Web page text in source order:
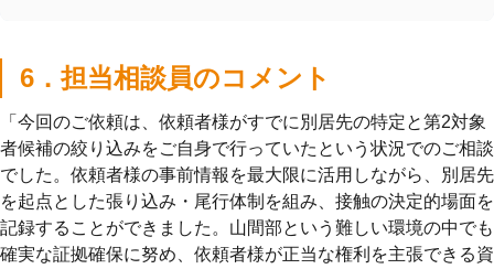
6．担当相談員のコメント
「今回のご依頼は、依頼者様がすでに別居先の特定と第2対象
者候補の絞り込みをご自身で行っていたという状況でのご相談
でした。依頼者様の事前情報を最大限に活用しながら、別居先
を起点とした張り込み・尾行体制を組み、接触の決定的場面を
記録することができました。山間部という難しい環境の中でも
確実な証拠確保に努め、依頼者様が正当な権利を主張できる資